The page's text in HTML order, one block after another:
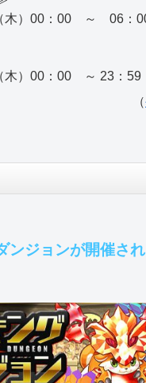
木）00：00 ～ 06：
木）00：00 ～ 23：59
（
ジョンが開催さ